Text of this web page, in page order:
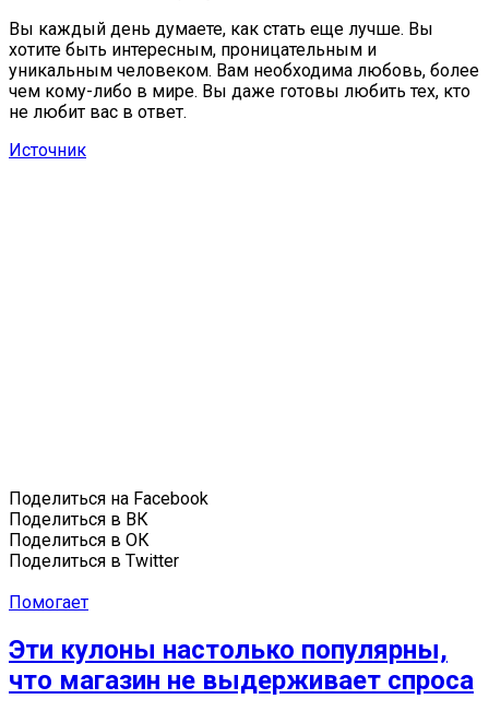
Вы каждый день думаете, как стать еще лучше. Вы
хотите быть интересным, проницательным и
уникальным человеком. Вам необходима любовь, более
чем кому-либо в мире. Вы даже готовы любить тех, кто
не любит вас в ответ.
Источник
Поделиться на Facebook
Поделиться в ВК
Поделиться в ОК
Поделиться в Twitter
Помогает
Эти кулоны настолько популярны,
что магазин не выдерживает спроса